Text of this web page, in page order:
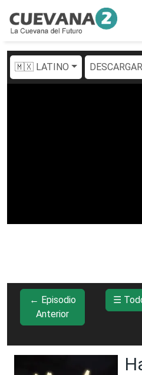
🇲🇽 LATINO DESCARGAR
← Episodio
Anterior
☰